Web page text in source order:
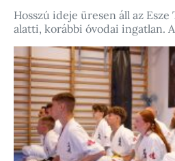
Hosszú ideje üresen áll az Esze
alatti, korábbi óvodai ingatlan.